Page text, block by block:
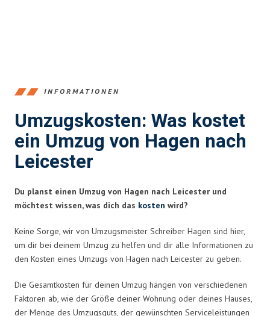
INFORMATIONEN
Umzugskosten: Was kostet
ein Umzug von Hagen nach
Leicester
Du planst einen Umzug von Hagen nach Leicester und
möchtest wissen, was dich das kosten wird?
Keine Sorge, wir von Umzugsmeister Schreiber Hagen sind hier,
um dir bei deinem Umzug zu helfen und dir alle Informationen zu
den Kosten eines Umzugs von Hagen nach Leicester zu geben.
Die Gesamtkosten für deinen Umzug hängen von verschiedenen
Faktoren ab, wie der Größe deiner Wohnung oder deines Hauses,
der Menge des Umzugsguts, der gewünschten Serviceleistungen